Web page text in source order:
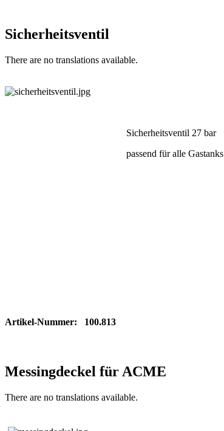
Sicherheitsventil
There are no translations available.
Sicherheitsventil 27 bar
passend für alle Gastanks
Artikel-Nummer: 100.813
Messingdeckel für ACME
There are no translations available.